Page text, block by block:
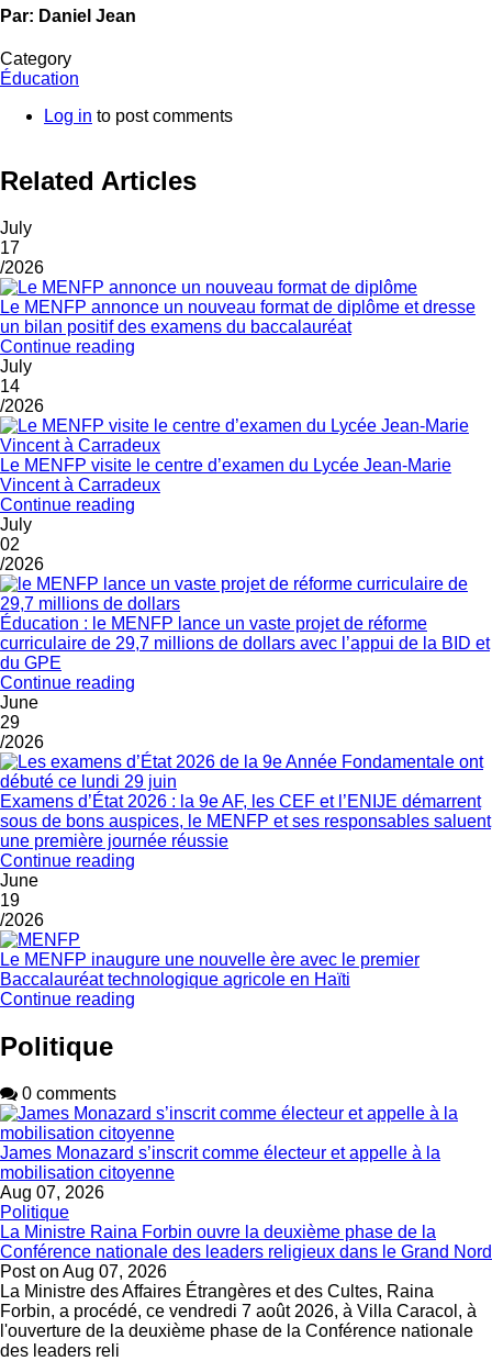
Par: Daniel Jean
Category
Éducation
Log in to post comments
Related Articles
July
17
/2026
Le MENFP annonce un nouveau format de diplôme et dresse
un bilan positif des examens du baccalauréat
Continue reading
July
14
/2026
Le MENFP visite le centre d’examen du Lycée Jean-Marie
Vincent à Carradeux
Continue reading
July
02
/2026
Éducation : le MENFP lance un vaste projet de réforme
curriculaire de 29,7 millions de dollars avec l’appui de la BID et
du GPE
Continue reading
June
29
/2026
Examens d’État 2026 : la 9e AF, les CEF et l’ENIJE démarrent
sous de bons auspices, le MENFP et ses responsables saluent
une première journée réussie
Continue reading
June
19
/2026
Le MENFP inaugure une nouvelle ère avec le premier
Baccalauréat technologique agricole en Haïti
Continue reading
Politique
0 comments
James Monazard s’inscrit comme électeur et appelle à la
mobilisation citoyenne
Aug 07, 2026
Politique
La Ministre Raina Forbin ouvre la deuxième phase de la
Conférence nationale des leaders religieux dans le Grand Nord
Post on Aug 07, 2026
La Ministre des Affaires Étrangères et des Cultes, Raina
Forbin, a procédé, ce vendredi 7 août 2026, à Villa Caracol, à
l'ouverture de la deuxième phase de la Conférence nationale
des leaders reli